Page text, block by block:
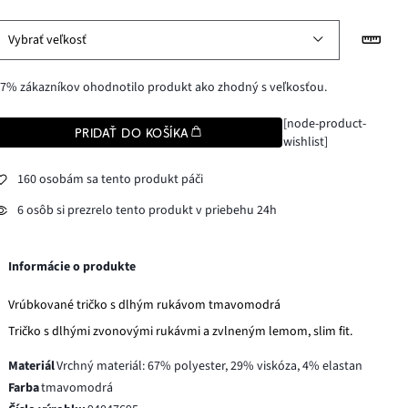
Vybrať veľkosť
zákazníkov ohodnotilo produkt ako zhodný s veľkosťou.
PRIDAŤ DO KOŠÍKA
[node-product-
wishlist]
160 osobám sa tento produkt páči
6 osôb si prezrelo tento produkt v priebehu 24h
Informácie o produkte
Vrúbkované tričko s dlhým rukávom tmavomodrá
Tričko s dlhými zvonovými rukávmi a zvlneným lemom, slim fit.
MateriálVrchný materiál: 67% polyester, 29% viskóza, 4% elastan
Farbatmavomodrá